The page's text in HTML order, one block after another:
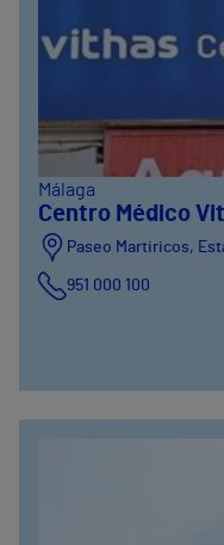
Málaga
Centro Médico
Paseo Martiricos,
951 000 100